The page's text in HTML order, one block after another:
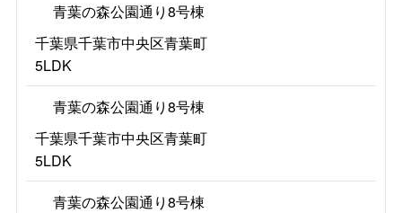
青葉の森公園通り8号棟
千葉県千葉市中央区青葉町
5LDK
青葉の森公園通り8号棟
千葉県千葉市中央区青葉町
5LDK
青葉の森公園通り8号棟